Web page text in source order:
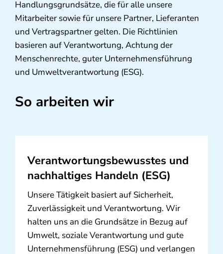
Handlungsgrundsätze, die für alle unsere
Mitarbeiter sowie für unsere Partner, Lieferanten
und Vertragspartner gelten. Die Richtlinien
basieren auf Verantwortung, Achtung der
Menschenrechte, guter Unternehmensführung
und Umweltverantwortung (ESG).
So arbeiten wir
Verantwortungsbewusstes und
nachhaltiges Handeln (ESG)
Unsere Tätigkeit basiert auf Sicherheit,
Zuverlässigkeit und Verantwortung. Wir
halten uns an die Grundsätze in Bezug auf
Umwelt, soziale Verantwortung und gute
Unternehmensführung (ESG) und verlangen